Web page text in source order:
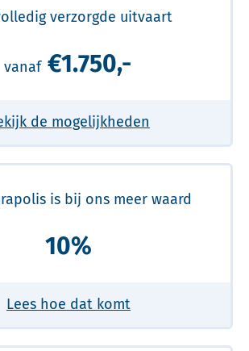
verzorgde uitvaart
vanaf €1.750,-
de mogelijkheden
is bij ons meer waard
10%
Lees hoe dat komt